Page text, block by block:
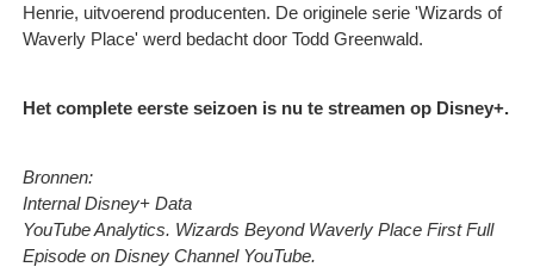
Henrie, uitvoerend producenten. De originele serie 'Wizards of
Waverly Place' werd bedacht door Todd Greenwald.
Het complete eerste seizoen is nu te streamen op Disney+.
Bronnen:
Internal Disney+ Data
YouTube Analytics. Wizards Beyond Waverly Place First Full
Episode on Disney Channel YouTube.